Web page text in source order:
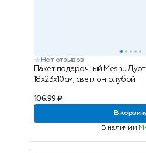
Нет отзывов
Пакет подарочный Meshu
18х23х10см, светло-голубой
106.99 ₽
В
В наличии